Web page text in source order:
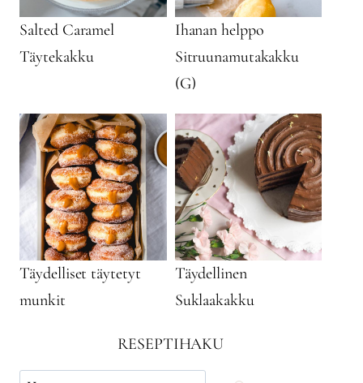
Salted Caramel
Täytekakku
Ihanan helppo
Sitruunamutakakku
(G)
Täydelliset täytetyt
munkit
Täydellinen
Suklaakakku
RESEPTIHAKU
Käytä